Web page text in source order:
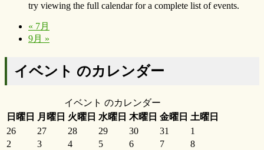
try viewing the full calendar for a complete list of events.
« 7月
9月 »
イベント のカレンダー
イベント のカレンダー
日曜日
月曜日 火曜日 水曜日 木曜日 金曜日 土曜日
26
27 28 29 30 31
1
2
3 4 5 6 7
8